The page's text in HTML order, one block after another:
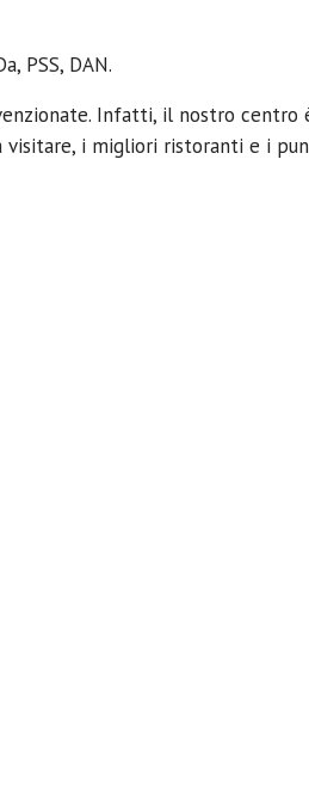
PSS, DAN.
Infatti, il nostro centro
i migliori ristoranti e i